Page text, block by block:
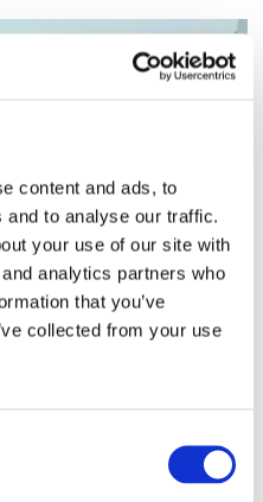
content and ads, to
to analyse our traffic.
your use of our site with
analytics partners who
that you’ve
collected from your use
av